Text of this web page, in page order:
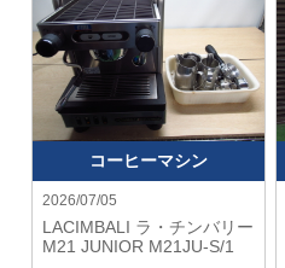
コーヒーマシン
2026/07/05
LACIMBALI ラ・チンバリー
M21 JUNIOR M21JU-S/1